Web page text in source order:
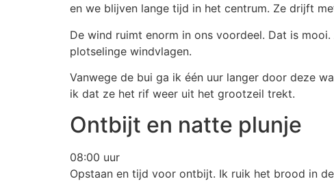
en we blijven lange tijd in het centrum. Ze drijft
De wind ruimt enorm in ons voordeel. Dat is
plotselinge windvlagen.
Vanwege de bui ga ik één uur langer door deze
ik dat ze het rif weer uit het grootzeil trekt.
Ontbijt en natte plunje
08:00 uur
Opstaan en tijd voor ontbijt. Ik ruik het brood in